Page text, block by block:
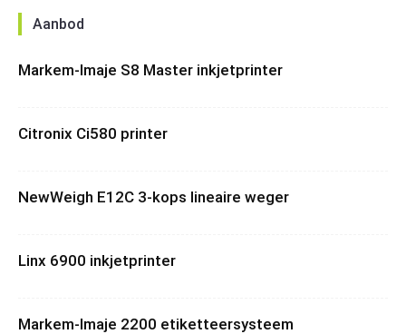
Aanbod
Markem-Imaje S8 Master inkjetprinter
Citronix Ci580 printer
NewWeigh E12C 3-kops lineaire weger
Linx 6900 inkjetprinter
Markem-Imaje 2200 etiketteersysteem